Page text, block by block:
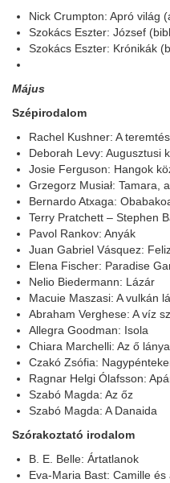
Nick Crumpton: Apró világ
Szokács Eszter: József
Szokács Eszter: Krónikák
Május
Szépirodalom
Rachel Kushner: A
Deborah Levy: Augusztusi
Josie Ferguson: Hangok
Grzegorz Musiał: Tamara,
Bernardo Atxaga:
Terry Pratchett – Stephen
Pavol Rankov: Anyák
Juan Gabriel Vásquez:
Elena Fischer: Paradise
Nelio Biedermann: Lázár
Macuie Maszasi: A vulkán
Abraham Verghese: A víz
Allegra Goodman: Isola
Chiara Marchelli: Az ő lánya
Czakó Zsófia:
Ragnar Helgi Ólafsson:
Szabó Magda: Az őz
Szabó Magda: A Danaida
Szórakoztató irodalom
B. E. Belle: Ártatlanok
Eva-Maria Bast: Camille